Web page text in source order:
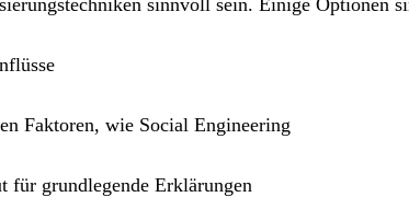
Faktoren, wie Social Engineering
grundlegende Erklärungen